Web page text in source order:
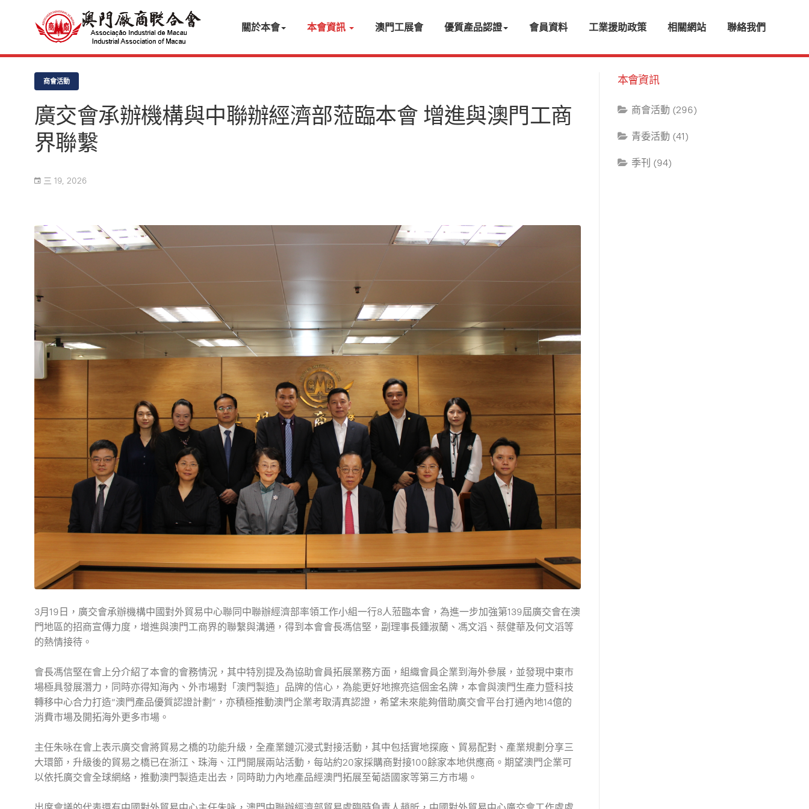
關於本會 本會資訊 澳門工展會 優質產品認證 會員資料 工業援助政策 相關網站 聯絡我們
商會活動
廣交會承辦機構與中聯辦經濟部蒞臨本會 增進與澳門工商
界聯繫
三 19, 2026
3月19日，廣交會承辦機構中國對外貿易中心聯同中聯辦經濟部率領工作小組一行8人蒞臨本會，為進一步加強第139屆廣交會在澳
門地區的招商宣傳力度，增進與澳門工商界的聯繫與溝通，得到本會會長馮信堅，副理事長鍾淑蘭、馮文滔、蔡健華及何文滔等
的熱情接待。
會長馮信堅在會上分介紹了本會的會務情況，其中特別提及為協助會員拓展業務方面，組織會員企業到海外參展，並發現中東市
場極具發展潛力，同時亦得知海內、外市場對「澳門製造」品牌的信心，為能更好地擦亮這個金名牌，本會與澳門生產力暨科技
轉移中心合力打造“澳門產品優質認證計劃”，亦積極推動澳門企業考取清真認證，希望未來能夠借助廣交會平台打通內地14億的
消費市場及開拓海外更多市場。
主任朱咏在會上表示廣交會將貿易之橋的功能升級，全產業鏈沉浸式對接活動，其中包括實地探廠、貿易配對、產業規劃分享三
大環節，升級後的貿易之橋已在浙江、珠海、江門開展兩站活動，每站約20家採購商對接100餘家本地供應商。期望澳門企業可
以依托廣交會全球網絡，推動澳門製造走出去，同時助力內地產品經澳門拓展至葡語國家等第三方市場。
本會資訊
商會活動 (296)
青委活動 (41)
季刊 (94)